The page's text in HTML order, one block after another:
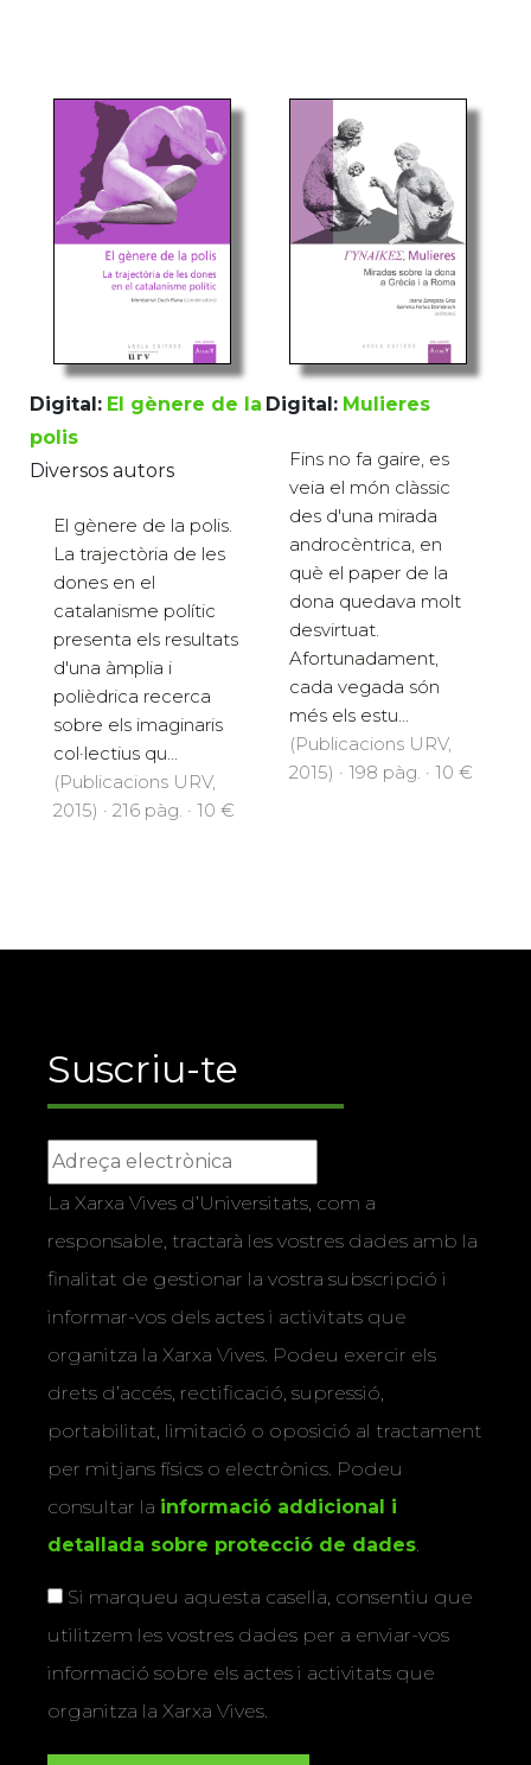
Digital: El gènere de la
polis
Diversos autors
El gènere de la polis.
La trajectòria de les
dones en el
catalanisme polític
presenta els resultats
d'una àmplia i
polièdrica recerca
sobre els imaginaris
col·lectius qu...
(Publicacions URV,
2015) · 216 pàg. · 10 €
Digital: Mulieres
Fins no fa gaire, es
veia el món clàssic
des d'una mirada
androcèntrica, en
què el paper de la
dona quedava molt
desvirtuat.
Afortunadament,
cada vegada són
més els estu...
(Publicacions URV,
2015) · 198 pàg. · 10 €
Suscriu-te
La Xarxa Vives d’Universitats, com a
responsable, tractarà les vostres dades amb la
finalitat de gestionar la vostra subscripció i
informar-vos dels actes i activitats que
organitza la Xarxa Vives. Podeu exercir els
drets d’accés, rectificació, supressió,
portabilitat, limitació o oposició al tractament
per mitjans físics o electrònics. Podeu
consultar la informació addicional i
detallada sobre protecció de dades
Si marqueu aquesta casella, consentiu que
utilitzem les vostres dades per a enviar-vos
informació sobre els actes i activitats que
organitza la Xarxa Vives.